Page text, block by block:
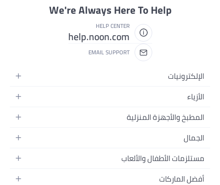
We're Always Here To Help
HELP CENTER
help.noon.com
EMAIL SUPPORT
الإلكترونيات
الجوالات
اللابتوبات
الأجهزة المنزلية
التلفزيونات
السماعات
الأزياء
أزياء نسائية
أزياء البنات
أزياء الأولاد
المطبخ والأجهزة المنزلية
الحمام
المطبخ والسفرة
أدوات وتحسين المنزل
الجمال
العطور
مستلزمات الأطفال والألعاب
الحفاضات
أفضل الماركات